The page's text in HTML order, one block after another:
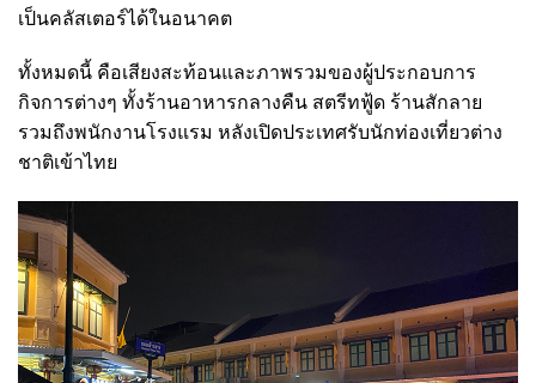
เป็นคลัสเตอร์ได้ในอนาคต
ทั้งหมดนี้ คือเสียงสะท้อนและภาพรวมของผู้ประกอบการ
กิจการต่างๆ ทั้งร้านอาหารกลางคืน สตรีทฟู้ด ร้านสักลาย
รวมถึงพนักงานโรงแรม หลังเปิดประเทศรับนักท่องเที่ยวต่าง
ชาติเข้าไทย